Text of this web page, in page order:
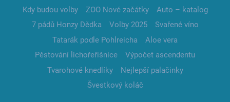
Kdy budou volby
ZOO Nové začátky
Auto – katalog
7 pádů Honzy Dědka
Volby 2025
Svařené víno
Tatarák podle Pohlreicha
Aloe vera
Pěstování lichořeřišnice
Výpočet ascendentu
Tvarohové knedlíky
Nejlepší palačinky
Švestkový koláč